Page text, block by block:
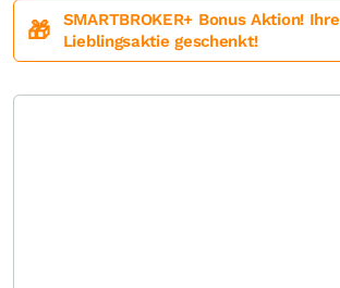
🎁
SMARTBROKER+ Bonus Aktion! Ihre
Lieblingsaktie geschenkt!